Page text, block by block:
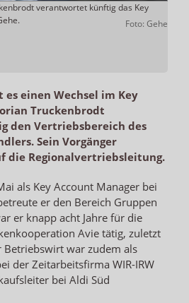
verantwortet künftig das Key
Foto: Gehe
es einen Wechsel im Key
Truckenbrodt
den Vertriebsbereich des
Sein Vorgänger
die Regionalvertriebsleitung.
als Key Account Manager bei
er den Bereich Gruppen
er knapp acht Jahre für die
Avie tätig, zuletzt
Betriebswirt war zudem als
der Zeitarbeitsfirma WIR-IRW
bei Aldi Süd